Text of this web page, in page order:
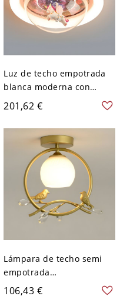
Luz de techo empotrada
blanca moderna con
iluminación ambiental
LED - 110 A 120 V
Unicornio
201,62 €
Lámpara de techo semi
empotrada
contemporánea de metal
dorado con cabeza única,
106,43 €